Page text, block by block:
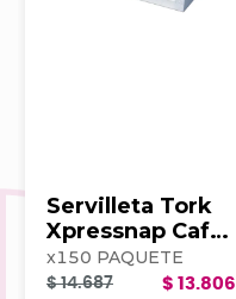
Servilleta Tork
Xpressnap Cafe
500hj Blanca
202223
x150 PAQUETE
$ 13.806
$ 14.687